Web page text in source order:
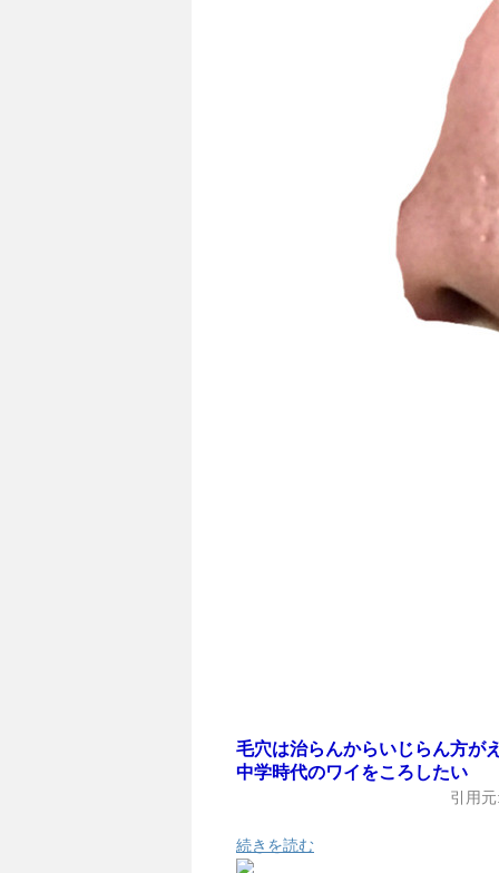
毛穴は治らんからいじらん方が
中学時代のワイをころしたい
引用
続きを読む